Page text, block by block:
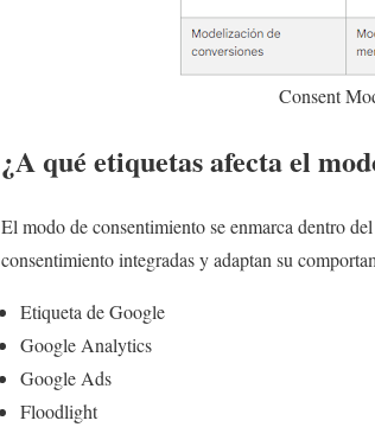
Consent
¿A qué etiquetas afecta el
El modo de consentimiento se enmarca dentro del
consentimiento integradas y adaptan su
Etiqueta de Google
Google Analytics
Google Ads
Floodlight